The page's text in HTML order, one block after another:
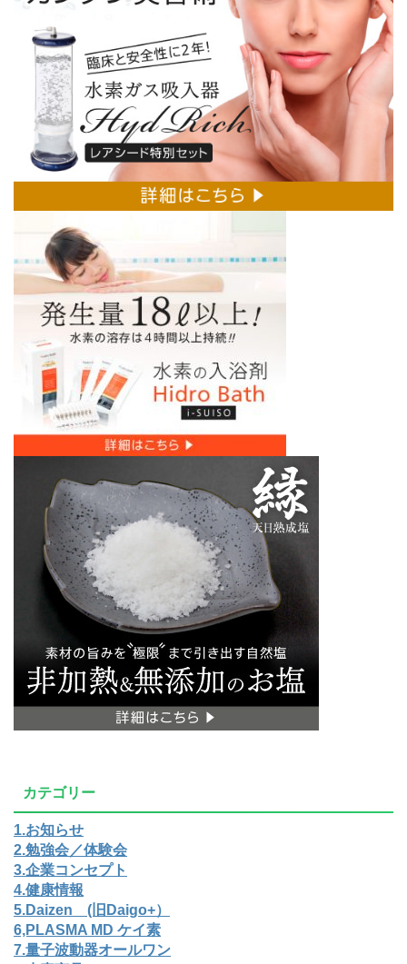
カテゴリー
1.お知らせ
2.勉強会／体験会
3.企業コンセプト
4.健康情報
5.Daizen (旧Daigo+）
6,PLASMA MD ケイ素
7.量子波動器オールワン